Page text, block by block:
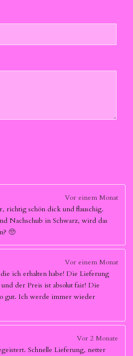
Vor einem Monat
richtig schön dick und flauschig.
Nachschub in Schwarz, wird das
🥺
Vor einem Monat
ich erhalten habe! Die Lieferung
der Preis ist absolut fair! Die
gut. Ich werde immer wieder
Vor 2 Monate
Schnelle Lieferung, netter